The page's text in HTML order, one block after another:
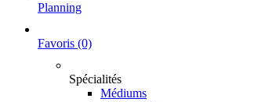
Planning
Favoris (0)
Spécialités
Médiums